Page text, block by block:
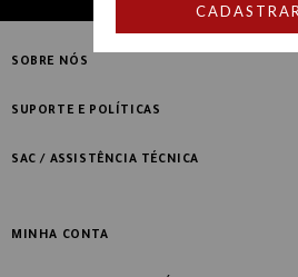
SOBRE NÓS
Quem Somos
SUPORTE E POLÍTICAS
Compre com Especialista
SAC / ASSISTÊNCIA TÉCNICA
MINHA CONTA
CADASTRAR